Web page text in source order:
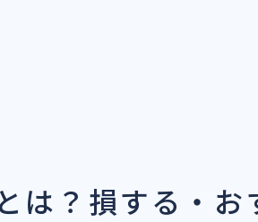
は？損する・お